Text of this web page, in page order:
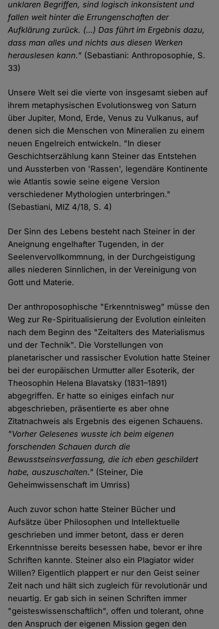
unklaren Begriffen, sind logisch inkonsistent und
fallen weit hinter die Errungenschaften der
Aufklärung zurück. (…) Das führt im Ergebnis dazu,
dass man alles und nichts aus diesen Werken
herauslesen kann." (Sebastiani: Anthroposophie, S.
33)
Unsere Welt sei die vierte von insgesamt sieben auf
ihrem metaphysischen Evolutionsweg von Saturn
über Jupiter, Mond, Erde, Venus zu Vulkanus, auf
denen sich die Menschen von Mineralien zu einem
neuen Engelreich entwickeln. "In dieser
Geschichtserzählung kann Steiner das Entstehen
und Aussterben von 'Rassen', legendäre Kontinente
wie Atlantis sowie seine eigene Version
verschiedener Mythologien unterbringen."
(Sebastiani, MIZ 4/18, S. 4)
Der Sinn des Lebens besteht nach Steiner in der
Aneignung engelhafter Tugenden, in der
Seelenvervollkommnung, in der Durchgeistigung
alles niederen Sinnlichen, in der Vereinigung von
Gott und Materie.
Der anthroposophische "Erkenntnisweg" müsse den
Weg zur Re-Spiritualisierung der Evolution einleiten
nach dem Beginn des "Zeitalters des Materialismus
und der Technik". Die Vorstellungen von
planetarischer und rassischer Evolution hatte Steiner
bei der europäischen Urmutter aller Esoterik, der
Theosophin Helena Blavatsky (1831–1891)
abgegriffen. Er hatte so einiges einfach nur
abgeschrieben, präsentierte es aber ohne
Zitatnachweis als Ergebnis des eigenen Schauens.
"Vorher Gelesenes wusste ich beim eigenen
forschenden Schauen durch die
Bewusstseinsverfassung, die ich eben geschildert
habe, auszuschalten." (Steiner, Die
Geheimwissenschaft im Umriss)
Auch zuvor schon hatte Steiner Bücher und
Aufsätze über Philosophen und Intellektuelle
geschrieben und immer betont, dass er deren
Erkenntnisse bereits besessen habe, bevor er ihre
Schriften kannte. Steiner also ein Plagiator wider
Willen? Eigentlich plappert er nur den Geist seiner
Zeit nach und hält sich zugleich für revolutionär und
neuartig. Er gab sich in seinen Schriften immer
"geisteswissenschaftlich", offen und tolerant, ohne
den Anspruch der eigenen Mission gegen den
Cookies